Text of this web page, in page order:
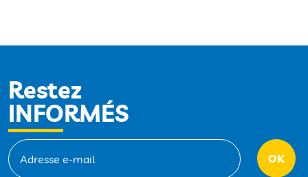
Restez
INFORMÉS